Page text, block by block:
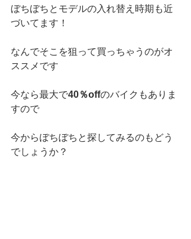
ぼちぼちとモデルの入れ替え時期も近
づいてます！
なんでそこを狙って買っちゃうのがオ
ススメです
今なら最大で40％offのバイクもありま
すので
今からぼちぼちと探してみるのもどう
でしょうか？